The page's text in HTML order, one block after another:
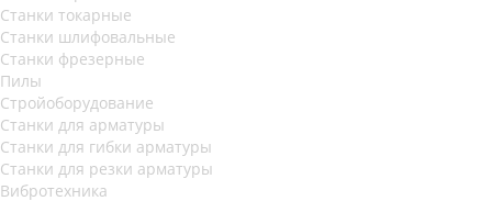
Станки токарные
Станки шлифовальные
Станки фрезерные
Пилы
Стройоборудование
Станки для арматуры
Станки для гибки арматуры
Станки для резки арматуры
Вибротехника